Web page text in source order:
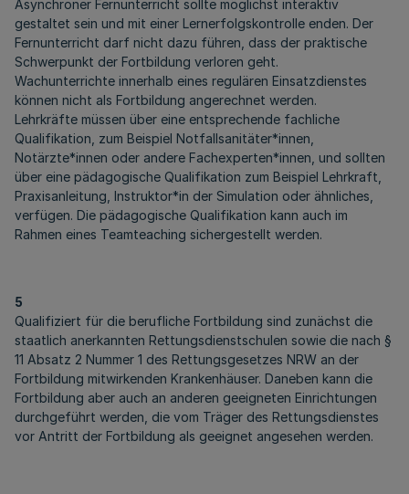
Asynchroner Fernunterricht sollte möglichst interaktiv
gestaltet sein und mit einer Lernerfolgskontrolle enden. Der
Fernunterricht darf nicht dazu führen, dass der praktische
Schwerpunkt der Fortbildung verloren geht.
Wachunterrichte innerhalb eines regulären Einsatzdienstes
können nicht als Fortbildung angerechnet werden.
Lehrkräfte müssen über eine entsprechende fachliche
Qualifikation, zum Beispiel Notfallsanitäter*innen,
Notärzte*innen oder andere Fachexperten*innen, und sollten
über eine pädagogische Qualifikation zum Beispiel Lehrkraft,
Praxisanleitung, Instruktor*in der Simulation oder ähnliches,
verfügen. Die pädagogische Qualifikation kann auch im
Rahmen eines Teamteaching sichergestellt werden.
5
Qualifiziert für die berufliche Fortbildung sind zunächst die
staatlich anerkannten Rettungsdienstschulen sowie die nach §
11 Absatz 2 Nummer 1 des Rettungsgesetzes NRW an der
Fortbildung mitwirkenden Krankenhäuser. Daneben kann die
Fortbildung aber auch an anderen geeigneten Einrichtungen
durchgeführt werden, die vom Träger des Rettungsdienstes
vor Antritt der Fortbildung als geeignet angesehen werden.